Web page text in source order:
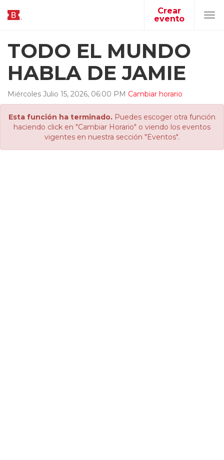
Crear
evento
TODO EL MUNDO
HABLA DE JAMIE
Miércoles Julio 15, 2026, 06:00 PM Cambiar horario
Esta función ha terminado. Puedes escoger otra función
haciendo click en "Cambiar Horario" o viendo los eventos
vigentes en nuestra sección "Eventos".